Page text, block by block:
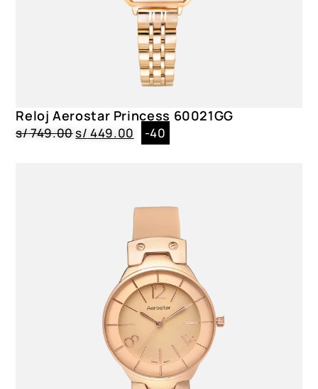
Reloj Aerostar Princess 60021GG
s/749.00s/ 449.00 -40